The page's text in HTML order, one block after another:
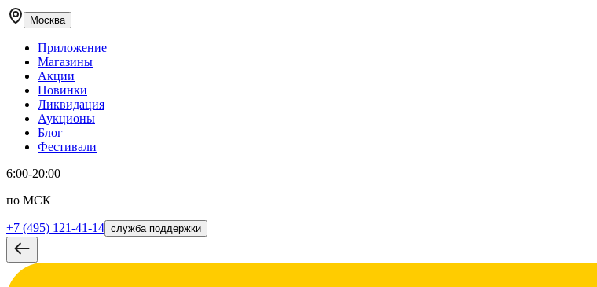
Москва
Приложение
Магазины
Акции
Новинки
Ликвидация
Аукционы
Блог
Фестивали
6:00-20:00
по МСК
+7 (495) 121-41-14 служба поддержки